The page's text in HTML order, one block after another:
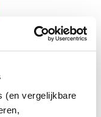
(en vergelijkbare